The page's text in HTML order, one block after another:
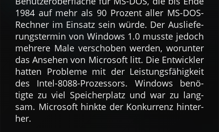
1984 auf mehr als 90 Prozent aller MS-DOS-
Rech­ner im Ein­satz sein würde. Der Aus­liefe­
rungs­ter­min von Windows 1.0 musste je­doch
mehrere Male ver­scho­ben wer­den, wo­run­ter
das An­sehen von Micro­soft litt. Die Ent­wickler
hat­ten Pro­ble­me mit der Lei­stungs­fähig­keit
des Intel-8088-Proz­es­sors. Windows be­nö­
tigte zu viel Spei­cher­platz und war zu lang­
sam. Micro­soft hin­kte der Kon­kur­renz hin­ter­
her.